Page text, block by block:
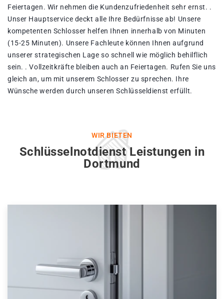
Feiertagen. Wir nehmen die Kundenzufriedenheit sehr ernst. .
Unser Hauptservice deckt alle Ihre Bedürfnisse ab! Unsere
kompetenten Schlosser helfen Ihnen innerhalb von Minuten
(15-25 Minuten). Unsere Fachleute können Ihnen aufgrund
unserer strategischen Lage so schnell wie möglich behilflich
sein. . Vollzeitkräfte bleiben auch an Feiertagen. Rufen Sie uns
gleich an, um mit unserem Schlosser zu sprechen. Ihre
Wünsche werden durch unseren Schlüsseldienst erfüllt.
WIR BIETEN
Schlüsselnotdienst Leistungen in
Dortmund